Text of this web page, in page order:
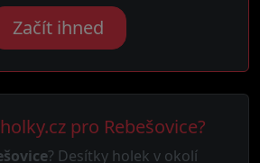
Začít ihned
pro Rebešovice?
? Desítky holek v okolí